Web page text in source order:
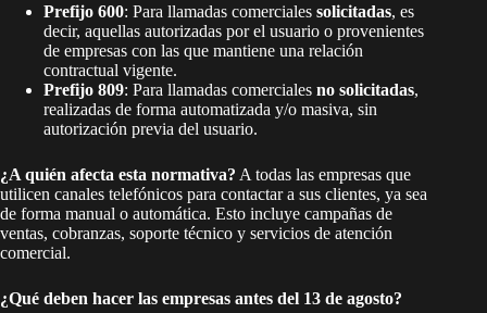
Prefijo 600: Para llamadas comerciales solicitadas, es
decir, aquellas autorizadas por el usuario o provenientes
de empresas con las que mantiene una relación
contractual vigente.
Prefijo 809: Para llamadas comerciales no solicitadas,
realizadas de forma automatizada y/o masiva, sin
autorización previa del usuario.
¿A quién afecta esta normativa? A todas las empresas que
utilicen canales telefónicos para contactar a sus clientes, ya sea
de forma manual o automática. Esto incluye campañas de
ventas, cobranzas, soporte técnico y servicios de atención
comercial.
¿Qué deben hacer las empresas antes del 13 de agosto?